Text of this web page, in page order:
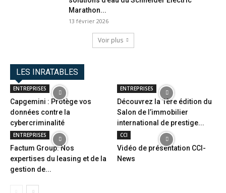
Marathon...
13 février 2026
Voir plus
LES INRATABLES
ENTREPRISES
Capgemini : Protège vos
données contre la
cybercriminalité
ENTREPRISES
Découvrez la 1ère édition du
Salon de l’immobilier
international de prestige...
ENTREPRISES
Factum Group: Nos
expertises du leasing et de la
gestion de...
CCI
Vidéo de présentation CCI-
News